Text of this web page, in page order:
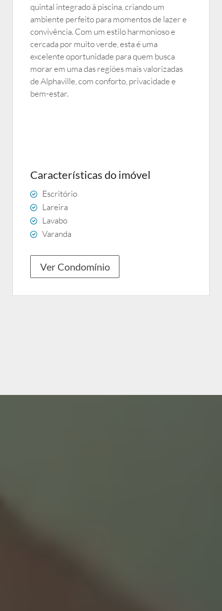
quintal integrado à piscina, criando um
ambiente perfeito para momentos de lazer e
convivência. Com um estilo harmonioso e
cercada por muito verde, esta é uma
excelente oportunidade para quem busca
morar em uma das regiões mais valorizadas
de Alphaville, com conforto, privacidade e
bem-estar.
Características do imóvel
Escritório
Lareira
Lavabo
Varanda
Ver Condomínio